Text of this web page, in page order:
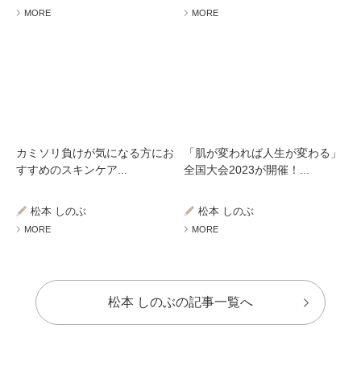
MORE MORE
カミソリ負けが気になる方にお
すすめのスキンケア...
松本 しのぶ
MORE
「肌が変われば人生が変わる」
全国大会2023が開催！...
松本 しのぶ
MORE
松本 しのぶの記事一覧へ